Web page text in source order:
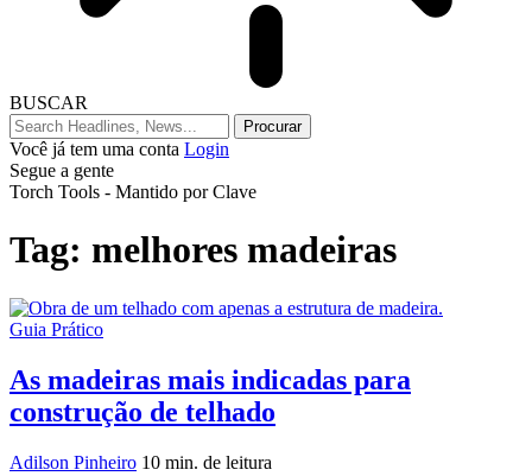
BUSCAR
Você já tem uma conta Login
Segue a gente
Torch Tools - Mantido por Clave
Tag: melhores madeiras
Guia Prático
As madeiras mais indicadas para
construção de telhado
Adilson Pinheiro 10 min. de leitura